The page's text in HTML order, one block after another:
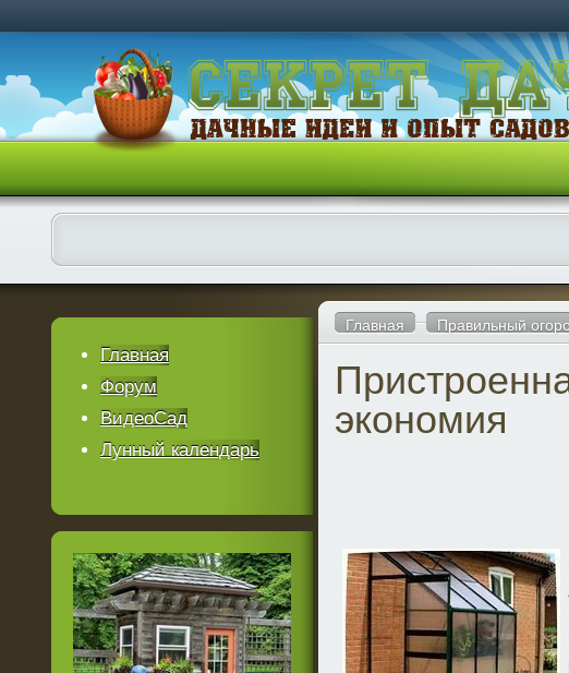
Главная Правильный
экономия
Главная
Форум
ВидеоСад
Лунный календарь